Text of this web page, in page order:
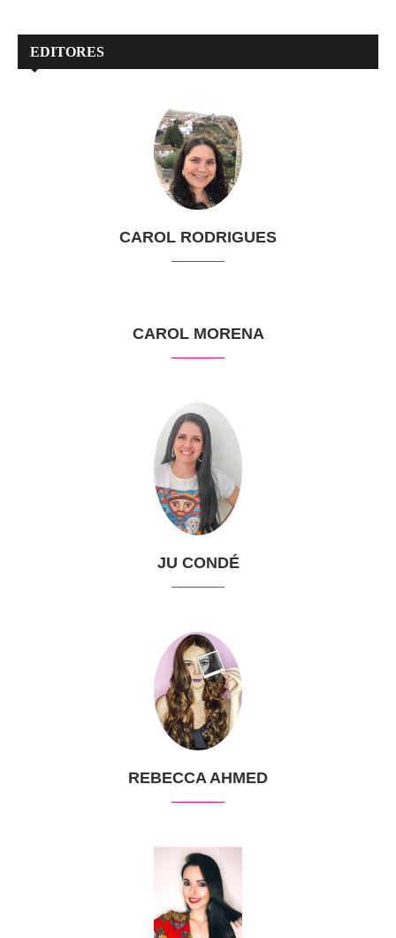
EDITORES
CAROL RODRIGUES
CAROL MORENA
JU CONDÉ
REBECCA AHMED